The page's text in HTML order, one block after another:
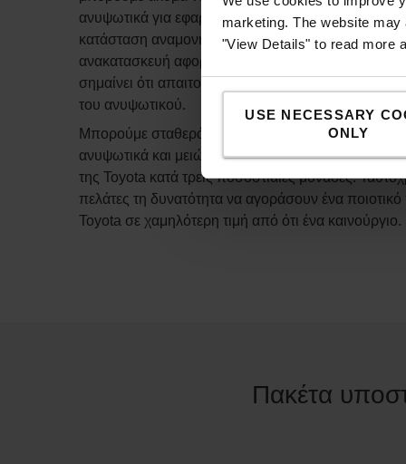
marketing. The website
"View Details" to read more
USE NECESSARY
ONLY
ανυψωτικά για εφαρμογές χαμηλότερης έντασης ή
κατάσταση αναμονής για χρήση σε περιόδους
ανακατασκευή αφορά μόνο την καμπίνα και τον
σημαίνει ότι απαιτούνται λιγότερες πρώτες ύλες
του ανυψωτικού.
Μπορούμε σταθερά και πουλάμε περισσότερα
ανυψωτικά και μειώσαμε το ποσοστό των
της Toyota κατά τρεις ποσοστιαίες μονάδες.
πελάτες τη δυνατότητα να αγοράσουν ένα
Toyota σε χαμηλότερη τιμή από ότι ένα καινούργιο.
Πακέτα